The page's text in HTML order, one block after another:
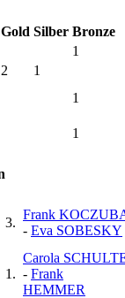
Gold Silber Bronze
1
2
1
1
1
3.
Frank
- Eva SOBESKY
1.
Carola
- Frank
HEMMER